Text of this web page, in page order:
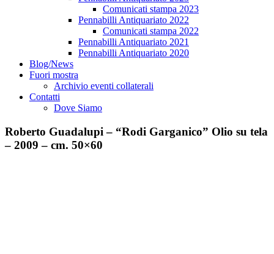
Comunicati stampa 2023
Pennabilli Antiquariato 2022
Comunicati stampa 2022
Pennabilli Antiquariato 2021
Pennabilli Antiquariato 2020
Blog/News
Fuori mostra
Archivio eventi collaterali
Contatti
Dove Siamo
Roberto Guadalupi – “Rodi Garganico” Olio su tela
– 2009 – cm. 50×60